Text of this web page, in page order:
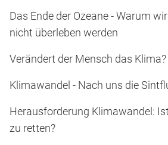
Das Ende der Ozeane - Warum
nicht überleben werden
Verändert der Mensch das Klima?
Klimawandel - Nach uns die
Herausforderung Klimawandel:
zu retten?